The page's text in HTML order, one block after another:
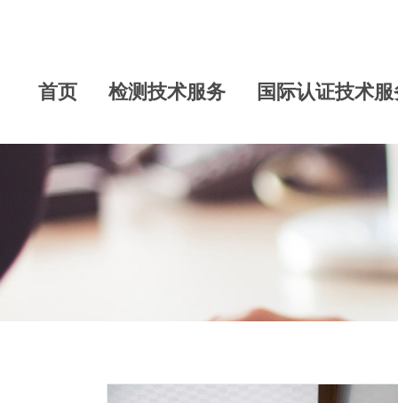
首页 检测技术服务 国际认证技术服